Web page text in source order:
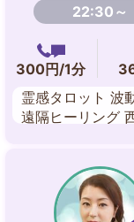
22:30～
300円/1分
霊感タロット 波
遠隔ヒーリング